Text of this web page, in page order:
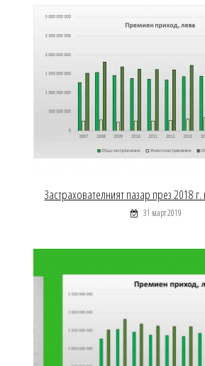
Застрахователният пазар през 2018
31 март 2019